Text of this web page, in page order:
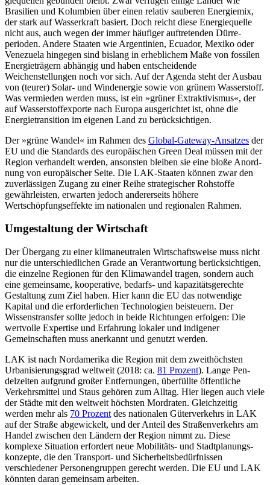
Brasilien und Kolumbien über einen relativ sauberen Energiemix,
der stark auf Wasserkraft basiert. Doch reicht diese Energiequelle
nicht aus, auch wegen der immer häufiger auftretenden Dürre­
perioden. Andere Staaten wie Argentinien, Ecuador, Mexiko oder
Venezuela hingegen sind bislang in erheblichem Maße von fossi­len
Energieträgern abhängig und haben entscheidende
Weichenstellungen noch vor sich. Auf der Agenda steht der Ausbau
von (teurer) Solar- und Windenergie sowie von grünem Wasserstoff.
Was vermieden wer­den muss, ist ein »grüner Extraktivismus«, der
auf Wasserstoffexporte nach Europa ausgerichtet ist, ohne die
Energietransition im eigenen Land zu berücksichtigen.
Der »grüne Wandel« im Rahmen des Global-Gateway-Ansatzes der
EU und die Standards des europäischen Green Deal müssen mit der
Region verhandelt werden, ansonsten bleiben sie eine bloße Anord­
nung von europäischer Seite. Die LAK-Staaten können zwar den
zuverlässigen Zugang zu einer Reihe strategischer Roh­stoffe
gewährleisten, erwarten jedoch andererseits höhere
Wertschöpfungseffekte im nationalen und regionalen Rahmen.
Umgestaltung der Wirtschaft
Der Übergang zu einer klimaneutralen Wirtschaftsweise muss nicht
nur die unter­schiedlichen Grade an Verantwortung be­rücksichtigen,
die einzelne Regionen für den Klimawandel tragen, sondern auch
eine gemeinsame, kooperative, bedarfs- und kapazitätsgerechte
Gestaltung zum Ziel haben. Hier kann die EU das notwendige
Kapital und die erforderlichen Technolo­gien beisteuern. Der
Wissenstransfer sollte jedoch in beide Richtungen erfolgen: Die
wertvolle Expertise und Erfahrung lokaler und indigener
Gemeinschaften muss an­erkannt und genutzt werden.
LAK ist nach Nordamerika die Region mit dem zweithöchsten
Urbanisierungsgrad weltweit (2018: ca. 81 Prozent). Lange Pen­
delzeiten aufgrund großer Entfernungen, überfüllte öffentliche
Verkehrsmittel und Staus gehören zum Alltag. Hier liegen auch viele
der Städte mit den weltweit höchsten Mordraten. Gleichzeitig
werden mehr als 70 Prozent des nationalen Güterverkehrs in LAK
auf der Straße abgewickelt, und der Anteil des Straßenverkehrs am
Handel zwischen den Ländern der Region nimmt zu. Diese
komplexe Situation erfordert neue Mobilitäts- und Stadtplanungs­
konzepte, die den Transport- und Sicher­heits­bedürfnissen
verschiedener Personen­grup­pen gerecht werden. Die EU und LAK
könn­ten daran gemeinsam arbeiten.